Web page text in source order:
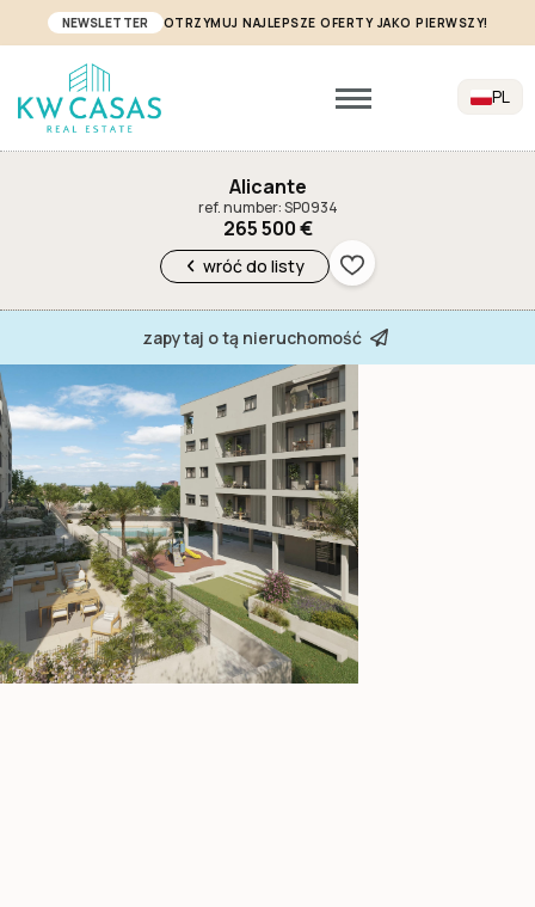
NEWSLETTER OTRZYMUJ NAJLEPSZE OFERTY JAKO PIERWSZY!
PL
Alicante
ref. number: SP0934
265 500 €
wróć do listy
zapytaj o tą nieruchomość